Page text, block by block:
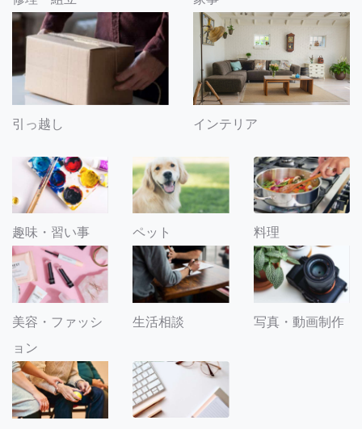
引っ越し インテリア
趣味・習い事 ペット 料理
美容・ファッシ
ョン
生活相談 写真・動画制作